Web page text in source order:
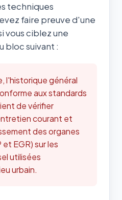
techniques
faire preuve d'une
vous ciblez une
bloc suivant :
l'historique général
aux standards
de vérifier
courant et
des organes
EGR) sur les
utilisées
urbain.